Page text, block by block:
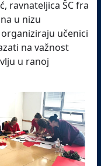
ravnateljica ŠC fra
u nizu
učenici
na važnost
u ranoj